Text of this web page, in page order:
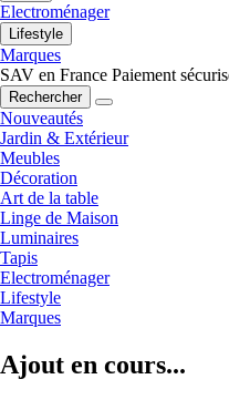
Electroménager
Lifestyle
Marques
SAV en France Paiement
Rechercher
Nouveautés
Jardin & Extérieur
Meubles
Décoration
Art de la table
Linge de Maison
Luminaires
Tapis
Electroménager
Lifestyle
Marques
Ajout en cours...